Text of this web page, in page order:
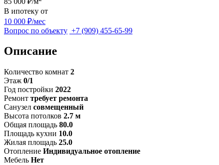
В ипотеку от
10 000 ₽/мес
Вопрос по объекту +7 (909) 455-65-99
Описание
Количество комнат 2
Этаж 0/1
Год постройки 2022
Ремонт требует ремонта
Санузел совмещенный
Высота потолков 2.7 м
Общая площадь 80.0
Площадь кухни 10.0
Жилая площадь 25.0
Отопление Индивидуальное отопление
Мебель Нет